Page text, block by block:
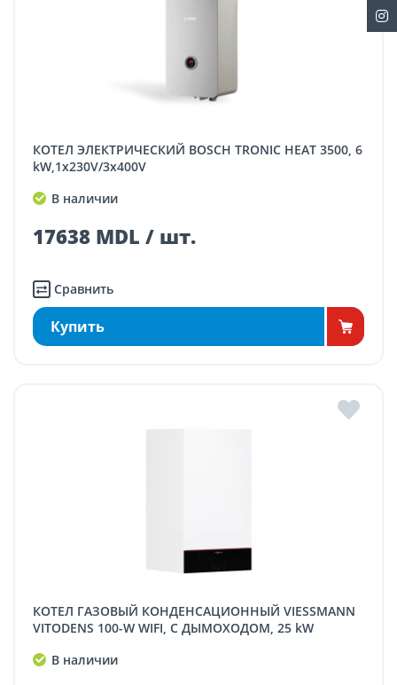
КОТЕЛ ЭЛЕКТРИЧЕСКИЙ BOSCH TRONIC HEAT 3500, 6
kW,1x230V/3x400V
В наличии
17638 MDL / шт.
Сравнить
Купить
КОТЕЛ ГАЗОВЫЙ КОНДЕНСАЦИОННЫЙ VIESSMANN
VITODENS 100-W WIFI, С ДЫМОХОДОМ, 25 kW
В наличии